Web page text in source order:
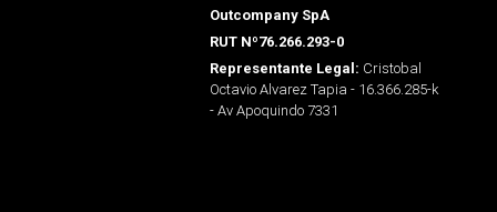
Outcompany SpA
RUT Nº76.266.293-0
Representante Legal: Cristobal
Octavio Alvarez Tapia - 16.366.285-k
- Av Apoquindo 7331